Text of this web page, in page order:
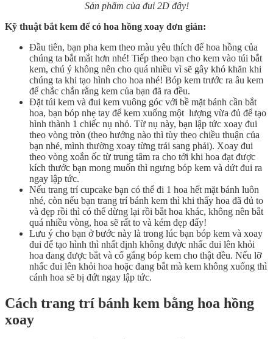
Sản phẩm của đui 2D đây!
Kỹ thuật bắt kem để có hoa hồng xoay đơn giản:
Đầu tiên, bạn pha kem theo màu yêu thích để hoa hồng của
chúng ta bắt mắt hơn nhé! Tiếp theo bạn cho kem vào túi bắt
kem, chú ý không nên cho quá nhiều vì sẽ gây khó khăn khi
chúng ta khi tạo hình cho hoa nhé! Bóp kem trước ra âu kem
để chắc chắn rằng kem của bạn đã ra đều.
Đặt túi kem và đui kem vuông góc với bề mặt bánh cần bắt
hoa, bạn bóp nhẹ tay để kem xuống một lượng vừa đủ để tạo
hình thành 1 chiếc nụ nhỏ. Từ nụ này, bạn lập tức xoay đui
theo vòng tròn (theo hướng nào thì tùy theo chiều thuận của
bạn nhé, mình thường xoay từng trái sang phải). Xoay đui
theo vòng xoắn ốc từ trung tâm ra cho tới khi hoa đạt được
kích thước bạn mong muốn thì ngưng bóp kem và dứt đui ra
ngay lập tức.
Nếu trang trí cupcake bạn có thể đi 1 hoa hết mặt bánh luôn
nhé, còn nếu bạn trang trí bánh kem thì khi thấy hoa đã đủ to
và đẹp rồi thì có thể dừng lại rồi bắt hoa khác, không nên bắt
quá nhiều vòng, hoa sẽ rất to và kém đẹp đấy!
Lưu ý cho bạn ở bước này là trong lúc bạn bóp kem và xoay
đui để tạo hình thì nhất định không được nhấc đui lên khỏi
hoa đang được bắt và cố gắng bóp kem cho thật đều. Nếu lỡ
nhấc đui lên khỏi hoa hoặc đang bắt mà kem không xuống thì
cánh hoa sẽ bị đứt ngay lập tức.
Cách trang trí bánh kem bằng hoa hồng
xoay